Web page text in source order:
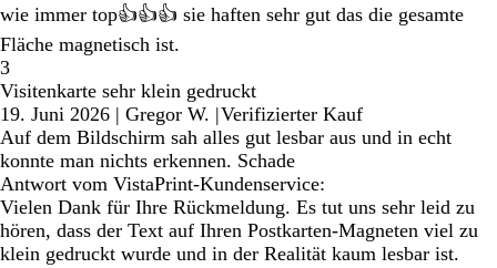
wie immer top👍👍👍 sie haften sehr gut das die gesamte
Fläche magnetisch ist.
3
Visitenkarte sehr klein gedruckt
19. Juni 2026 | Gregor W. |Verifizierter Kauf
Auf dem Bildschirm sah alles gut lesbar aus und in echt
konnte man nichts erkennen. Schade
Antwort vom VistaPrint-Kundenservice:
Vielen Dank für Ihre Rückmeldung. Es tut uns sehr leid zu
hören, dass der Text auf Ihren Postkarten-Magneten viel zu
klein gedruckt wurde und in der Realität kaum lesbar ist.